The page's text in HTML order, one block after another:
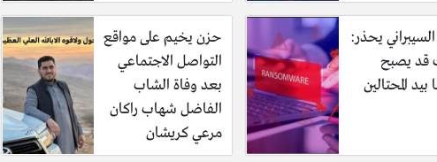
يحذر:
قد يصبح
المحتالين
حزن يخيم على مواقع
التواصل الاجتماعي
بعد وفاة الشاب
الفاضل شهاب راكان
مرعي كريشان